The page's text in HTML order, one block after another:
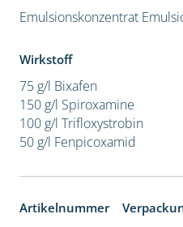
Emulsionskonzentrat
Wirkstoff
75 g/l Bixafen
150 g/l Spiroxamine
100 g/l Trifloxystrobin
50 g/l Fenpicoxamid
Artikelnummer